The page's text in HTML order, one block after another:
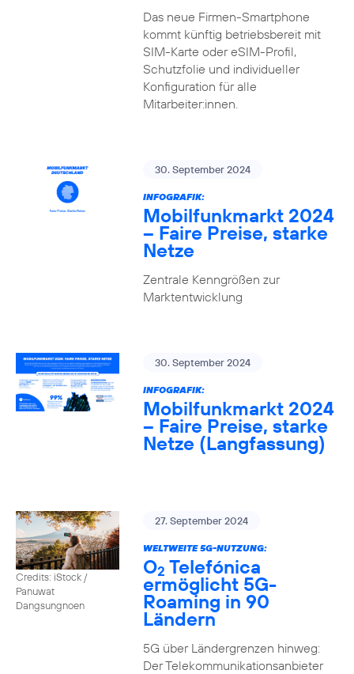
Das neue Firmen-Smartphone
kommt künftig betriebsbereit mit
SIM-Karte oder eSIM-Profil,
Schutzfolie und individueller
Konfiguration für alle
Mitarbeiter:innen.
30. September 2024
INFOGRAFIK:
Mobilfunkmarkt 2024
– Faire Preise, starke
Netze
Zentrale Kenngrößen zur
Marktentwicklung
30. September 2024
INFOGRAFIK:
Mobilfunkmarkt 2024
– Faire Preise, starke
Netze (Langfassung)
Credits: iStock /
Panuwat
Dangsungnoen
27. September 2024
WELTWEITE 5G-NUTZUNG:
O2 Telefónica
ermöglicht 5G-
Roaming in 90
Ländern
5G über Ländergrenzen hinweg:
Der Telekommunikationsanbieter